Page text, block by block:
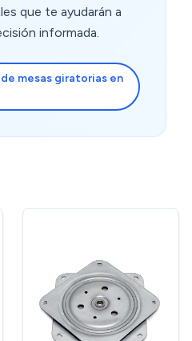
que te ayudarán a
informada.
mesas giratorias en